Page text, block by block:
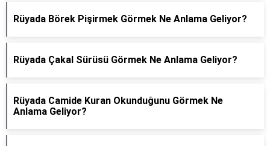
Rüyada Börek Pişirmek Görmek Ne Anlama Geliyor?
Rüyada Çakal Sürüsü Görmek Ne Anlama Geliyor?
Rüyada Camide Kuran Okunduğunu Görmek Ne
Anlama Geliyor?